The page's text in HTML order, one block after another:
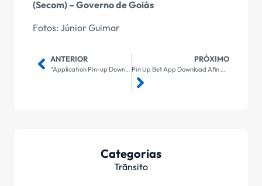
(Secom) – Governo de Goiás
Fotos: Júnior Guimar
ANTERIOR
“Application Pin-up Download Grátis Ap
PRÓXIMO
Pin Up Bet App Download Afin De Android Apk And Baixar Aplicativo
Categorias
Trãnsito